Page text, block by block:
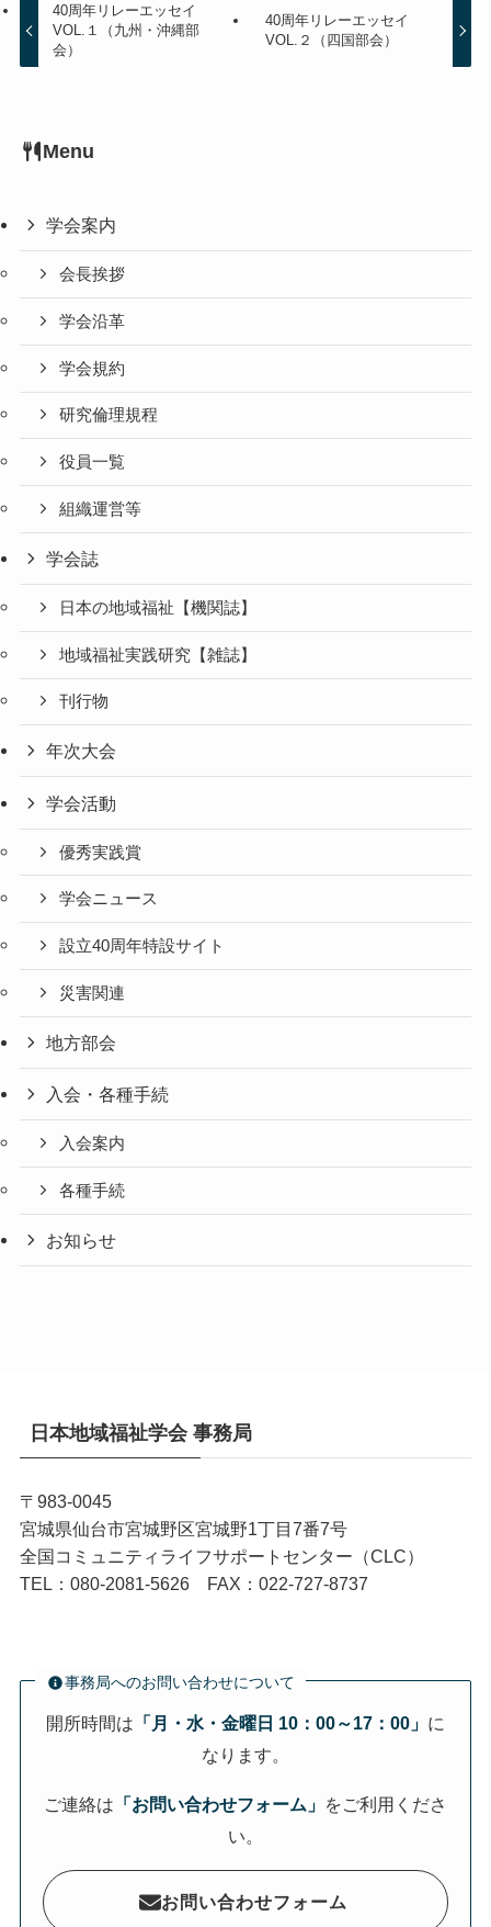
40周年リレーエッセイ
VOL.１（九州・沖縄部
会）
40周年リレーエッセイ
VOL.２（四国部会）
Menu
学会案内
会長挨拶
学会沿革
学会規約
研究倫理規程
役員一覧
組織運営等
学会誌
日本の地域福祉【機関誌】
地域福祉実践研究【雑誌】
刊行物
年次大会
学会活動
優秀実践賞
学会ニュース
設立40周年特設サイト
災害関連
地方部会
入会・各種手続
入会案内
各種手続
お知らせ
日本地域福祉学会 事務局
〒983-0045
宮城県仙台市宮城野区宮城野1丁目7番7号
全国コミュニティライフサポートセンター（CLC）
TEL：080-2081-5626 FAX：022-727-8737
事務局へのお問い合わせについて
開所時間は 「月・水・金曜日 10：00～17：00」 に
なります。
ご連絡は 「お問い合わせフォーム」 をご利用くださ
い。
お問い合わせフォーム